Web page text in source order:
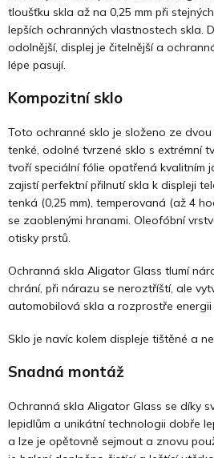
tloušťku skla až na 0,25 mm při
lepších ochranných vlastnostech skla.
odolnější, displej je čitelnější a
lépe pasují.
Kompozitní sklo
Toto ochranné sklo je složeno ze dvou
tenké, odolné tvrzené sklo s extrémní
tvoří speciální fólie opatřená kvalitním
zajistí perfektní přilnutí skla k displeji
tenká (0,25 mm), temperovaná (až 4
se zaoblenými hranami. Oleofóbní
otisky prstů.
Ochranná skla Aligator Glass tlumí
chrání, při nárazu se neroztříští, ale
automobilová skla a rozprostře energii
Sklo je navíc kolem displeje tištěné a
Snadná montáž
Ochranná skla Aligator Glass se díky
lepidlům a unikátní technologii dobře
a lze je opětovně sejmout a znovu